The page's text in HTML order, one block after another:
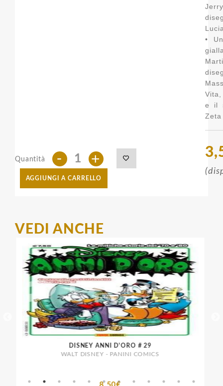
•
e il
Zeta
Quantità - +
AGGIUNGI A CARRELLO
VEDI ANCHE
DISNEY ANNI D'ORO # 29
WALT DISNEY - PANINI COMICS